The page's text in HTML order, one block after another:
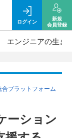
ログイン
新規
会員登録
エンジニアの生き
プラットフォーム
ーション